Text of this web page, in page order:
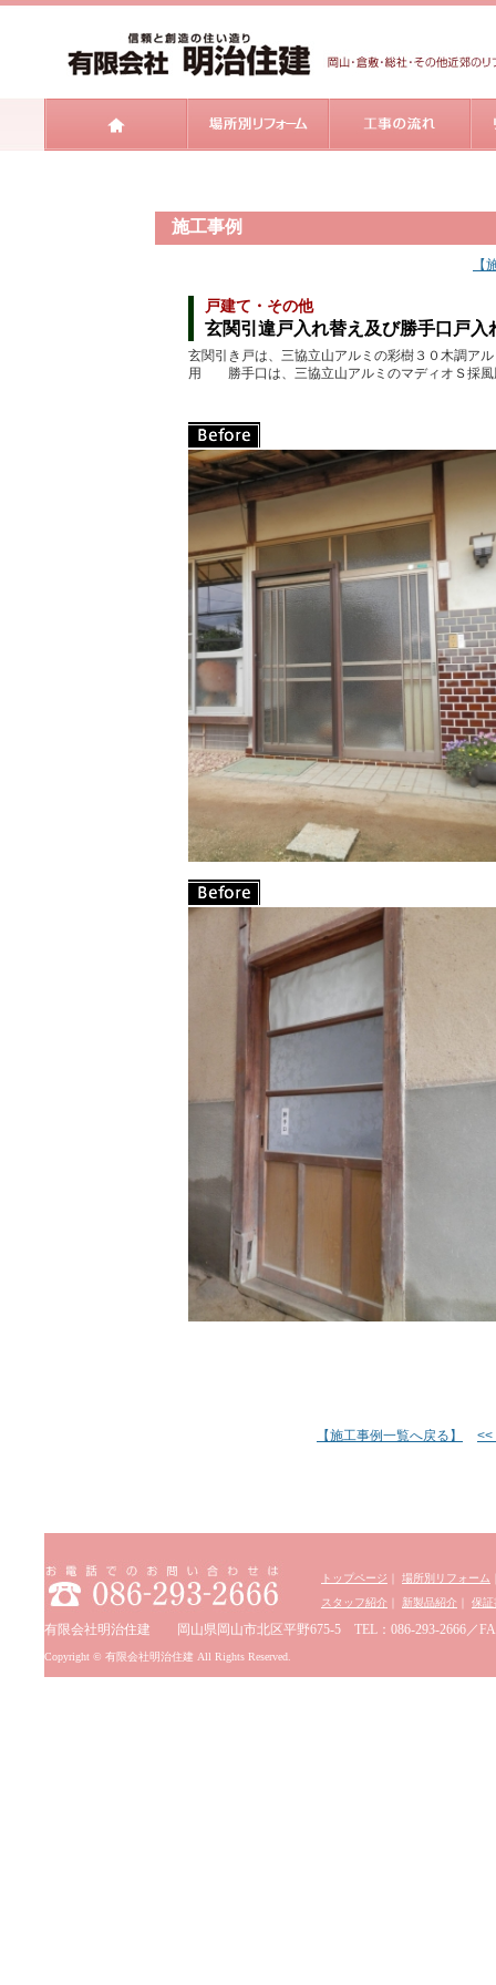
施工事例
【
戸建て・その他
玄関引違戸入れ替え及び勝手口戸入
玄関引き戸は、三協立山アルミの彩樹３０木調ア
用 勝手口は、三協立山アルミのマディオＳ採風
【施工事例一覧へ戻る】 <<
トップページ 場所別リフォーム
スタッフ紹介
新製品紹介 保証
有限会社明治住建 岡山県岡山市北区平野675-5 TEL：086-293-2666／
Copyright © 有限会社明治住建 All Rights Reserved.